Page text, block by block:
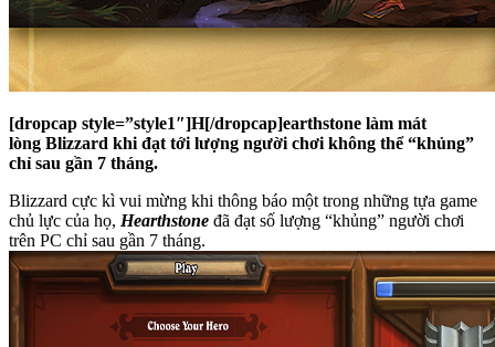
[dropcap style=”style1″]H[/dropcap]earthstone làm mát
lòng Blizzard khi đạt tới lượng người chơi không thể “khủng”
chỉ sau gần 7 tháng.
Blizzard cực kì vui mừng khi thông báo một trong những tựa game
chủ lực của họ, Hearthstone đã đạt số lượng “khủng” người chơi
trên PC chỉ sau gần 7 tháng.